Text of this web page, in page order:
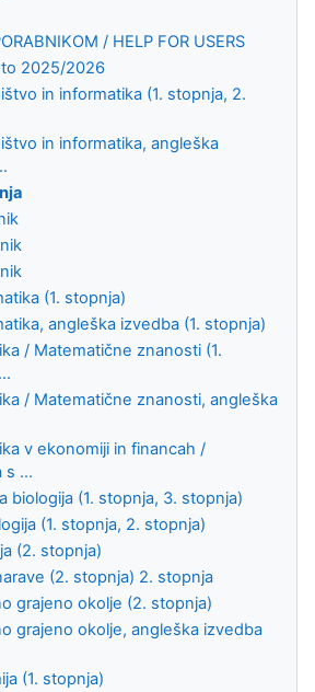
/ HELP FOR USERS
2025/2026
in informatika (1. stopnja, 2.
in informatika, angleška
(1. stopnja)
angleška izvedba (1. stopnja)
/ Matematične znanosti (1.
/ Matematične znanosti, angleška
v ekonomiji in financah /
s ...
biologija (1. stopnja, 3. stopnja)
(1. stopnja, 2. stopnja)
(2. stopnja)
(2. stopnja) 2. stopnja
grajeno okolje (2. stopnja)
grajeno okolje, angleška izvedba
(1. stopnja)